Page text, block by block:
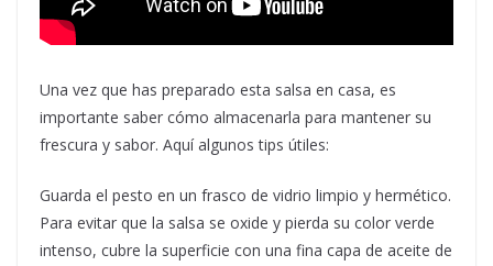
Una vez que has preparado esta salsa en casa, es
importante saber cómo almacenarla para mantener su
frescura y sabor. Aquí algunos tips útiles:
Guarda el pesto en un frasco de vidrio limpio y hermético.
Para evitar que la salsa se oxide y pierda su color verde
intenso, cubre la superficie con una fina capa de aceite de